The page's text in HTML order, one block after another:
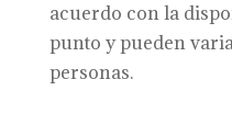
acuerdo con la
punto y pueden
personas.